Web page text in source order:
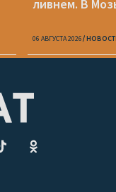
ливнем. В
06 АВГУСТА 2026